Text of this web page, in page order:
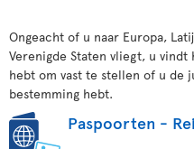
Ongeacht of u naar Europa,
Verenigde Staten vliegt, u
hebt om vast te stellen of u de
bestemming hebt.
Paspoorten -